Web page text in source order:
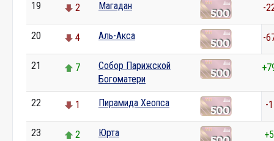
19 2 Магадан -
20 4 Аль-Акса -
21 7
Собор Парижской
Богоматери
22 1 Пирамида Хеопса -1
23 2 Юрта +5